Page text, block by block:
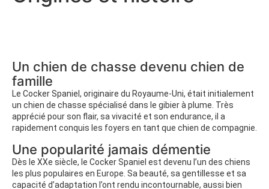
Un chien de chasse devenu chien de
famille
Le Cocker Spaniel, originaire du Royaume-Uni, était initialement
un chien de chasse spécialisé dans le gibier à plume. Très
apprécié pour son flair, sa vivacité et son endurance, il a
rapidement conquis les foyers en tant que chien de compagnie.
Une popularité jamais démentie
Dès le XXe siècle, le Cocker Spaniel est devenu l’un des chiens
les plus populaires en Europe. Sa beauté, sa gentillesse et sa
capacité d’adaptation l’ont rendu incontournable, aussi bien